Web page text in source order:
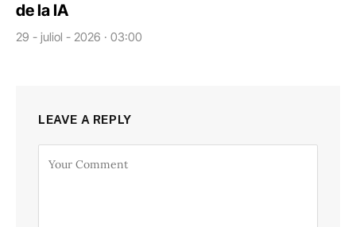
de la IA
29 - juliol - 2026 · 03:00
LEAVE A REPLY